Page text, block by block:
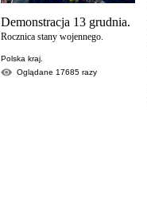
Demonstracja 13 grudnia.
Rocznica stany wojennego.
Polska kraj.
Oglądane 17685razy